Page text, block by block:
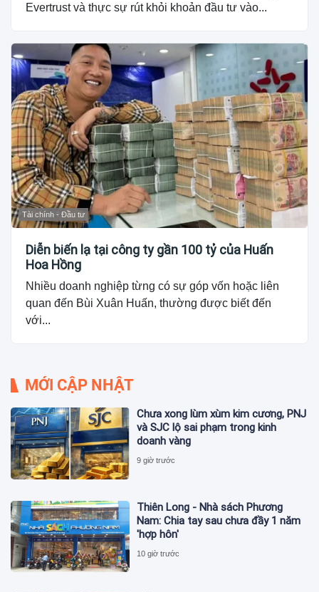
Evertrust và thực sự rút khỏi khoản đầu tư vào...
Tài chính - Đầu tư
Diễn biến lạ tại công ty gần 100 tỷ của Huấn
Hoa Hồng
Nhiều doanh nghiệp từng có sự góp vốn hoặc liên
quan đến Bùi Xuân Huấn, thường được biết đến
với...
MỚI CẬP NHẬT
Chưa xong lùm xùm kim cương, PNJ
và SJC lộ sai phạm trong kinh
doanh vàng
9 giờ trước
Thiên Long - Nhà sách Phương
Nam: Chia tay sau chưa đầy 1 năm
'hợp hôn'
10 giờ trước